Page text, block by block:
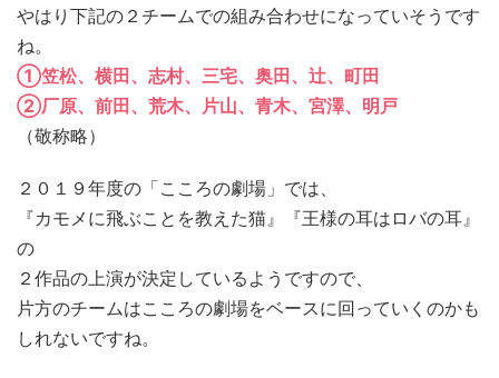
やはり下記の２チームでの組み合わせになっていそうです
ね。
①笠松、横田、志村、三宅、奥田、辻、町田
②厂原、前田、荒木、片山、青木、宮澤、明戸
（敬称略）
２０１９年度の「こころの劇場」では、
『カモメに飛ぶことを教えた猫』『王様の耳はロバの耳』
の
２作品の上演が決定しているようですので、
片方のチームはこころの劇場をベースに回っていくのかも
しれないですね。